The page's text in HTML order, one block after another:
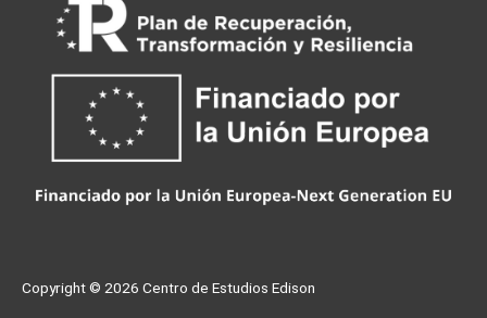
Copyright © 2026 Centro de Estudios Edison